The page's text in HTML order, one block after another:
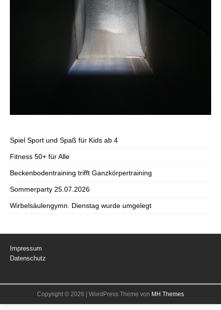
Spiel Sport und Spaß für Kids ab 4
Fitness 50+ für Alle
Beckenbodentraining trifft Ganzkörpertraining
Sommerparty 25.07.2026
Wirbelsäulengymn. Dienstag wurde umgelegt
Impressum
Datenschutz
Copyright © 2026 | WordPress Theme von MH Themes